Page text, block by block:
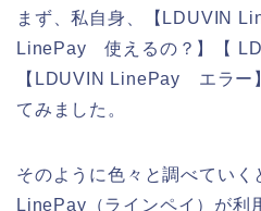
まず、私自身、【LDUVIN
LinePay 使えるの？】【
【LDUVIN LinePay エラー
てみました。
そのように色々と調べてい
LinePay（ラインペイ）が利